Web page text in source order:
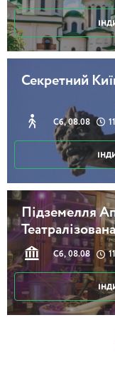
Секретний
Сб, 08.08
Підземелля
Сб, 08.08